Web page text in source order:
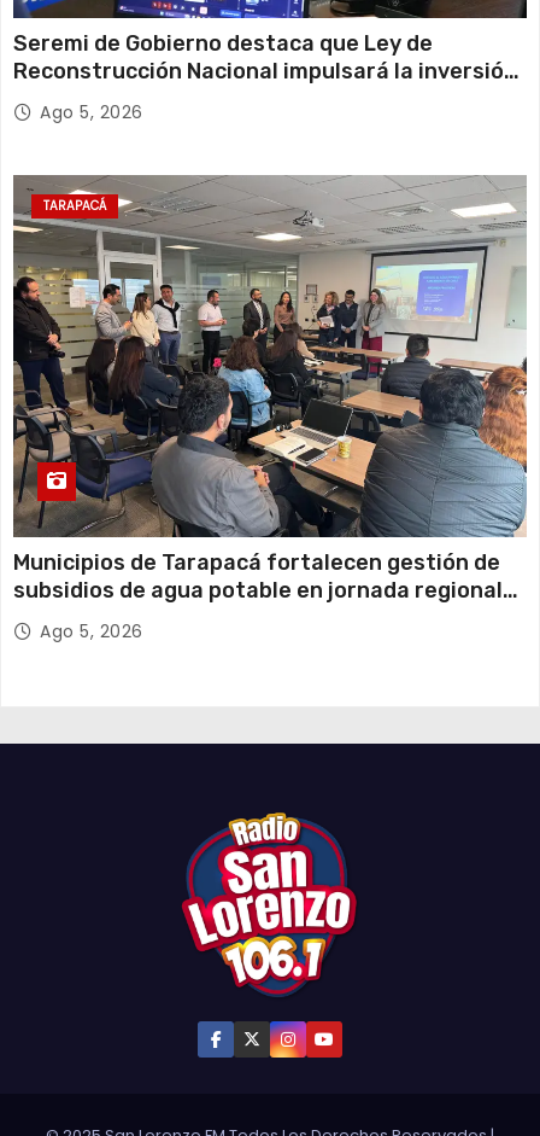
Seremi de Gobierno destaca que Ley de
Reconstrucción Nacional impulsará la inversión
y el empleo en Tarapacá
Ago 5, 2026
TARAPACÁ
Municipios de Tarapacá fortalecen gestión de
subsidios de agua potable en jornada regional
organizada por Aguas del Altiplano y ANDESS
Ago 5, 2026